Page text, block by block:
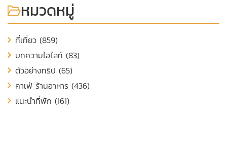
หมวดหมู่
ที่เที่ยว (859)
บทความไฮไลท์ (83)
ตัวอย่างทริป (65)
คาเฟ่ ร้านอาหาร (436)
แนะนำที่พัก (161)